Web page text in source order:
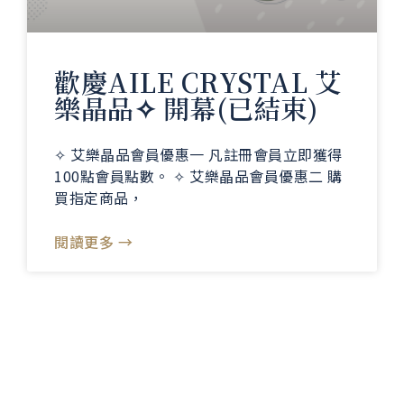
歡慶AILE CRYSTAL 艾
樂晶品✧ 開幕(已結束)
✧ 艾樂晶品會員優惠一 凡註冊會員立即獲得
100點會員點數。 ✧ 艾樂晶品會員優惠二 購
買指定商品，
閱讀更多 →